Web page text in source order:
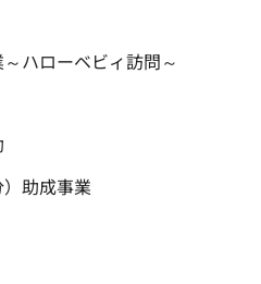
ハローベビィ訪問～
助成事業